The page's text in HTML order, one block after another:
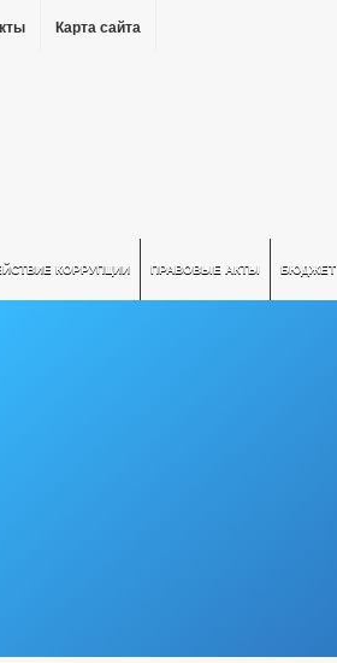
Карта сайта
КОРРУПЦИИ ПРАВОВЫЕ АКТЫ БЮДЖЕТ